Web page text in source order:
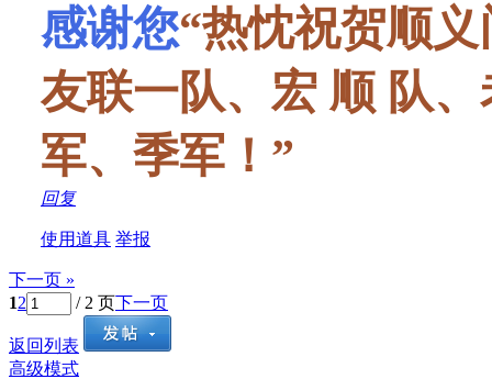
感谢您“热忱祝贺顺
友联一队、宏 顺 队
军、季军！ ”
回复
使用道具 举报
下一页 »
12 / 2 页下一页
返回列表
高级模式